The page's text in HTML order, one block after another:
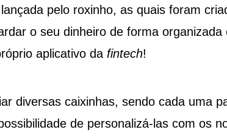
pelo roxinho, as quais foram
o seu dinheiro de forma organizada
aplicativo da fintech!
diversas caixinhas, sendo cada uma
de personalizá-las com os